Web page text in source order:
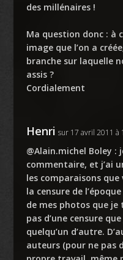
des millénaires !
Ma question donc : à
image que l’on a
branche sur laquelle
assis ?
Cordialement
Henri sur 17 avril 2011 à
@Alain.michel Boley :
commentaire, et j’ai
les comparaisons
la censure de
de mes photos que
pas d’une censure
quelqu’un d’autre.
auteurs (pour ne pas